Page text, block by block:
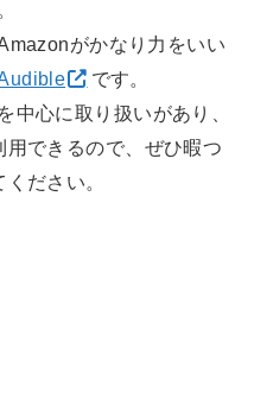
がかなり力をいい
です。
中心に取り扱いがあり、
できるので、ぜひ暇つ
ださい。